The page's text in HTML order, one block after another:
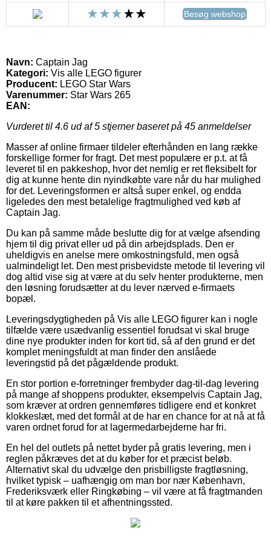
Besøg webshop
Navn: Captain Jag
Kategori: Vis alle LEGO figurer
Producent: LEGO Star Wars
Varenummer: Star Wars 265
EAN:
Vurderet til 4.6 ud af 5 stjerner baseret på 45 anmeldelser
Masser af online firmaer tildeler efterhånden en lang række
forskellige former for fragt. Det mest populære er p.t. at få
leveret til en pakkeshop, hvor det nemlig er ret fleksibelt for
dig at kunne hente din nyindkøbte vare når du har mulighed
for det. Leveringsformen er altså super enkel, og endda
ligeledes den mest betalelige fragtmulighed ved køb af
Captain Jag.
Du kan på samme måde beslutte dig for at vælge afsending
hjem til dig privat eller ud på din arbejdsplads. Den er
uheldigvis en anelse mere omkostningsfuld, men også
ualmindeligt let. Den mest prisbevidste metode til levering vil
dog altid vise sig at være at du selv henter produkterne, men
den løsning forudsætter at du lever nærved e-firmaets
bopæl.
Leveringsdygtigheden på Vis alle LEGO figurer kan i nogle
tilfælde være usædvanlig essentiel forudsat vi skal bruge
dine nye produkter inden for kort tid, så af den grund er det
komplet meningsfuldt at man finder den anslåede
leveringstid på det pågældende produkt.
En stor portion e-forretninger frembyder dag-til-dag levering
på mange af shoppens produkter, eksempelvis Captain Jag,
som kræver at ordren gennemføres tidligere end et konkret
klokkeslæt, med det formål at de har en chance for at nå at få
varen ordnet forud for at lagermedarbejderne har fri.
En hel del outlets på nettet byder på gratis levering, men i
reglen påkræves det at du køber for et præcist beløb.
Alternativt skal du udvælge den prisbilligste fragtløsning,
hvilket typisk – uafhængig om man bor nær København,
Frederiksværk eller Ringkøbing – vil være at få fragtmanden
til at køre pakken til et afhentningssted.